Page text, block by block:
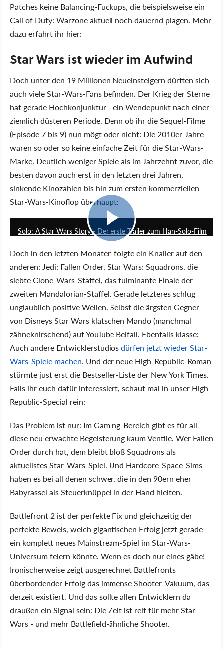
Patches keine Balancing-Fuckups, die beispielsweise ein
Call of Duty: Warzone aktuell noch dauernd plagen. Mehr
dazu erfahrt ihr hier:
Star Wars ist wieder im Aufwind
Doch unter den 19 Millionen Neueinsteigern dürften sich
auch viele Star-Wars-Fans befinden. Der Krieg der Sterne
hat gerade Hochkonjunktur - ein Wendepunkt nach einer
ziemlich düsteren Periode. Denn ob ihr die Sequel-Filme
(Episode 7 bis 9) nun mögt oder nicht: Die 2010er-Jahre
waren so oder so keine einfache Zeit für die Star-Wars-
Marke. Deutlich weniger Spiele als im Jahrzehnt zuvor, die
besten davon auch erst in den letzten drei Jahren,
sinkende Kinozahlen bis hin zum ersten kommerziellen
Star-Wars-Kinoflop überhaupt:
Solo: A Star Wars Story - Der erste Trailer zum Han-Solo-Film
Doch in den letzten Monaten folgte ein Knaller auf den
anderen: Jedi: Fallen Order, Star Wars: Squadrons, die
siebte Clone-Wars-Staffel, das fulminante Finale der
zweiten Mandalorian-Staffel. Gerade letzteres schlug
unglaublich positive Wellen. Selbst die ärgsten Gegner
von Disneys Star Wars klatschen Mando (manchmal
zähneknirschend) auf YouTube Beifall. Ebenfalls klasse:
Auch andere Entwicklerstudiosdürfen jetzt wieder Star-
Wars-Spiele machen. Und der neue High-Republic-Roman
stürmte just erst die Bestseller-Liste der New York Times.
Falls ihr euch dafür interessiert, schaut mal in unser High-
Republic-Special rein:
Das Problem ist nur: Im Gaming-Bereich gibt es für all
diese neu erwachte Begeisterung kaum Ventile. Wer Fallen
Order durch hat, dem bleibt bloß Squadrons als
aktuellstes Star-Wars-Spiel. Und Hardcore-Space-Sims
haben es bei all denen schwer, die in den 90ern eher
Babyrassel als Steuerknüppel in der Hand hielten.
Battlefront 2 ist der perfekte Fix und gleichzeitig der
perfekte Beweis, welch gigantischen Erfolg jetzt gerade
ein komplett neues Mainstream-Spiel im Star-Wars-
Universum feiern könnte. Wenn es doch nur eines gäbe!
Ironischerweise zeigt ausgerechnet Battlefronts
überbordender Erfolg das immense Shooter-Vakuum, das
derzeit existiert. Und das sollte allen Entwicklern da
draußen ein Signal sein: Die Zeit ist reif für mehr Star
Wars - und mehr Battlefield-ähnliche Shooter.